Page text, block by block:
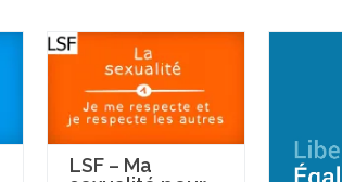
LSF – Ma